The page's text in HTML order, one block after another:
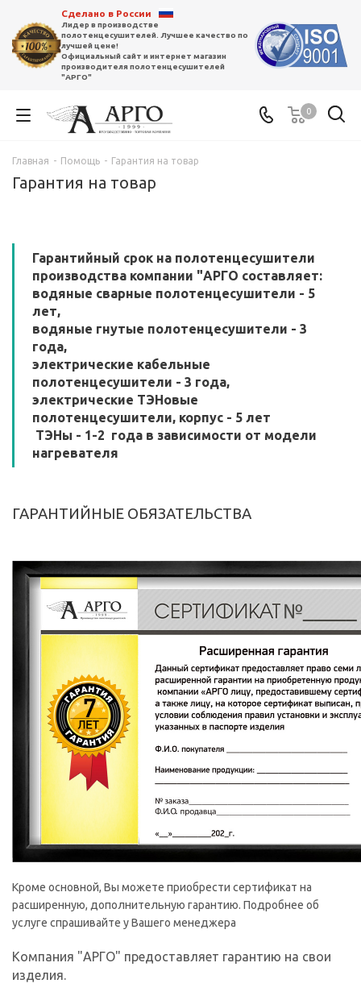
Сделано в России
Лидер в производстве
полотенцесушителей. Лучшее качество по
лучшей цене!
Официальный сайт и интернет магазин
производителя полотенцесушителей
"АРГО"
0
Главная - Помощь - Гарантия на товар
Гарантия на товар
Гарантийный срок на полотенцесушители
производства компании "АРГО составляет:
водяные сварные полотенцесушители - 5
лет,
водяные гнутые полотенцесушители - 3
года,
электрические кабельные
полотенцесушители - 3 года,
электрические ТЭНовые
полотенцесушители, корпус - 5 лет
ТЭНы - 1-2 года в зависимости от модели
нагревателя
ГАРАНТИЙНЫЕ ОБЯЗАТЕЛЬСТВА
Кроме основной, Вы можете приобрести сертификат на
расширенную, дополнительную гарантию. Подробнее об
услуге спрашивайте у Вашего менеджера
Компания "АРГО" предоставляет гарантию на свои
изделия.